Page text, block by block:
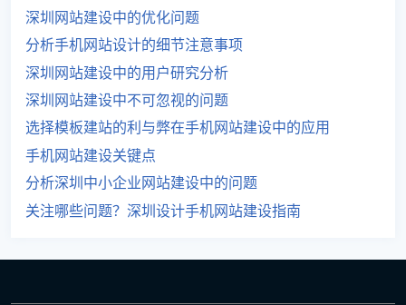
深圳网站建设中的优化问题
分析手机网站设计的细节注意事项
深圳网站建设中的用户研究分析
深圳网站建设中不可忽视的问题
选择模板建站的利与弊在手机网站建设中的应用
手机网站建设关键点
分析深圳中小企业网站建设中的问题
关注哪些问题？深圳设计手机网站建设指南